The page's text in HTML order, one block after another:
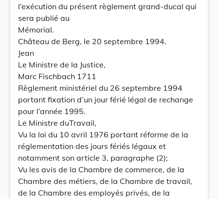
l’exécution du présent règlement grand-ducal qui
sera publié au
Mémorial.
Château de Berg, le 20 septembre 1994.
Jean
Le Ministre de la Justice,
Marc Fischbach 1711
Règlement ministériel du 26 septembre 1994
portant fixation d’un jour férié légal de rechange
pour l’année 1995.
Le Ministre duTravail,
Vu la loi du 10 avril 1976 portant réforme de la
réglementation des jours fériés légaux et
notamment son article 3, paragraphe (2);
Vu les avis de la Chambre de commerce, de la
Chambre des métiers, de la Chambre de travail,
de la Chambre des employés privés, de la